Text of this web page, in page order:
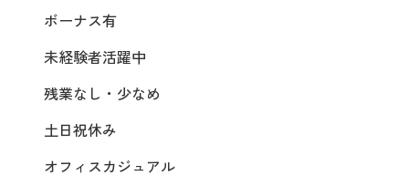
ボーナス有
未経験者活躍中
残業なし・少なめ
土日祝休み
オフィスカジュアル